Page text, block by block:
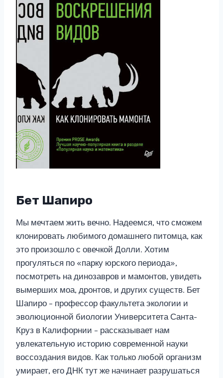
Бет Шапиро
Мы мечтаем жить вечно. Надеемся, что сможем
клонировать любимого домашнего питомца, как
это произошло с овечкой Долли. Хотим
прогуляться по «парку юрского периода»,
посмотреть на динозавров и мамонтов, увидеть
вымерших моа, дронтов, и других существ. Бет
Шапиро – профессор факультета экологии и
эволюционной биологии Университета Санта-
Круз в Калифорнии – рассказывает нам
увлекательную историю современной науки
воссоздания видов. Как только любой организм
умирает, его ДНК тут же начинает разрушаться